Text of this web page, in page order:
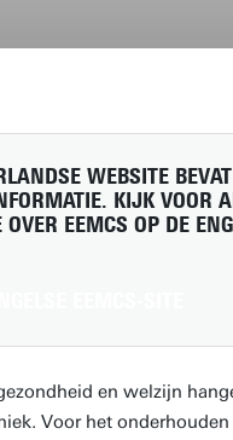
WEBSITE BEVAT
KIJK VOOR
EEMCS OP DE
en welzijn
Voor het onderhouden